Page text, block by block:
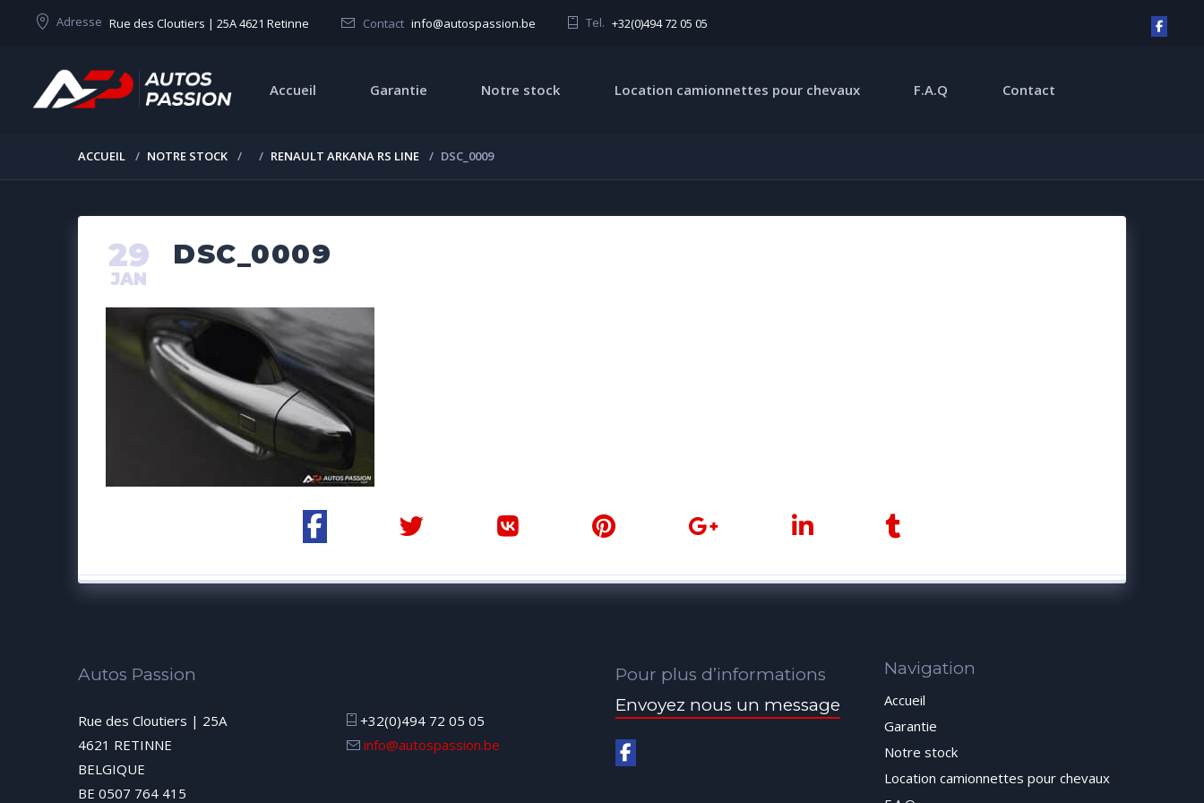
Adresse Rue des Cloutiers | 25A 4621 Retinne Contact info@autospassion.be Tel. +32(0)494 72 05 05
Accueil Garantie Notre stock Location camionnettes pour chevaux F.A.Q Contact
ACCUEIL NOTRE STOCK RENAULT ARKANA RS LINE DSC_0009
DSC_0009
29
JAN
Autos Passion
Rue des Cloutiers | 25A
4621 RETINNE
BELGIQUE
BE 0507 764 415
+32(0)494 72 05 05
info@autospassion.be
Pour plus d’informations
Envoyez nous un message
Navigation
Accueil
Garantie
Notre stock
Location camionnettes pour chevaux